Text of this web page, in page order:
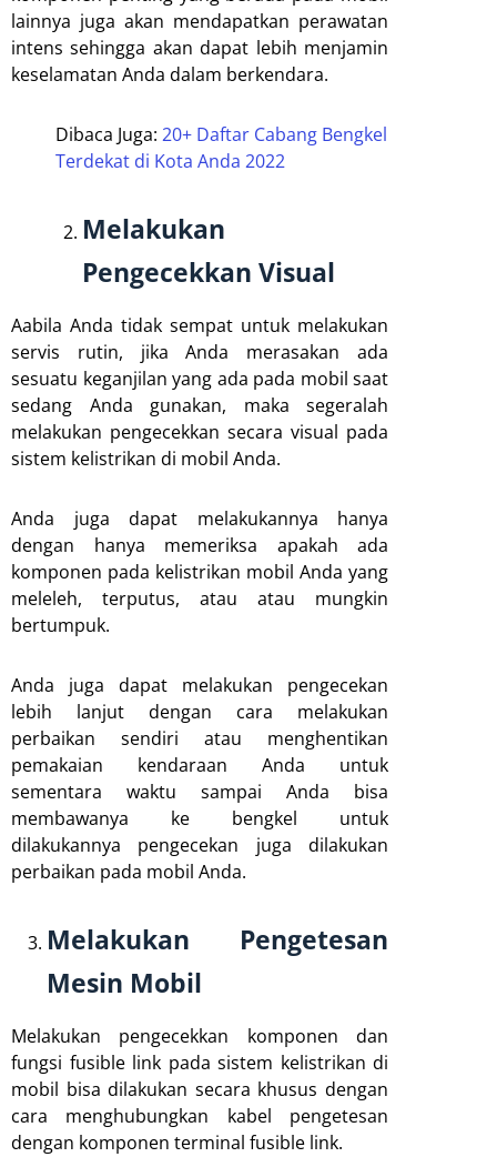
lainnya juga akan mendapatkan perawatan
intens sehingga akan dapat lebih menjamin
keselamatan Anda dalam berkendara.
Dibaca Juga: 20+ Daftar Cabang Bengkel
Terdekat di Kota Anda 2022
Melakukan
Pengecekkan Visual
Aabila Anda tidak sempat untuk melakukan
servis rutin, jika Anda merasakan ada
sesuatu keganjilan yang ada pada mobil saat
sedang Anda gunakan, maka segeralah
melakukan pengecekkan secara visual pada
sistem kelistrikan di mobil Anda.
Anda juga dapat melakukannya hanya
dengan hanya memeriksa apakah ada
komponen pada kelistrikan mobil Anda yang
meleleh, terputus, atau atau mungkin
bertumpuk.
Anda juga dapat melakukan pengecekan
lebih lanjut dengan cara melakukan
perbaikan sendiri atau menghentikan
pemakaian kendaraan Anda untuk
sementara waktu sampai Anda bisa
membawanya ke bengkel untuk
dilakukannya pengecekan juga dilakukan
perbaikan pada mobil Anda.
Melakukan Pengetesan
Mesin Mobil
Melakukan pengecekkan komponen dan
fungsi fusible link pada sistem kelistrikan di
mobil bisa dilakukan secara khusus dengan
cara menghubungkan kabel pengetesan
dengan komponen terminal fusible link.